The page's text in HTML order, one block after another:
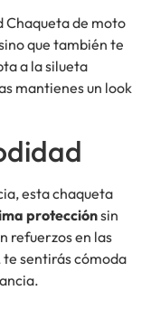
Chaqueta de moto
que también te
a la silueta
mantienes un look
esta chaqueta
protecciónsin
refuerzos en las
sentirás cómoda